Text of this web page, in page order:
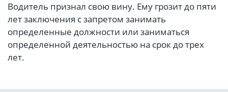
Водитель признал свою вину. Ему грозит до пяти
лет заключения с запретом занимать
определенные должности или заниматься
определенной деятельностью на срок до трех
лет.